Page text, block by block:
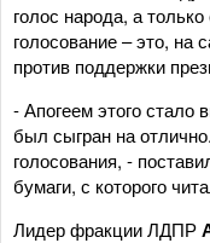
голос народа, а
голосование – это,
против поддержки
- Апогеем этого стало
был сыгран на
голосования, -
бумаги, с которого
Лидер фракции ЛДПР